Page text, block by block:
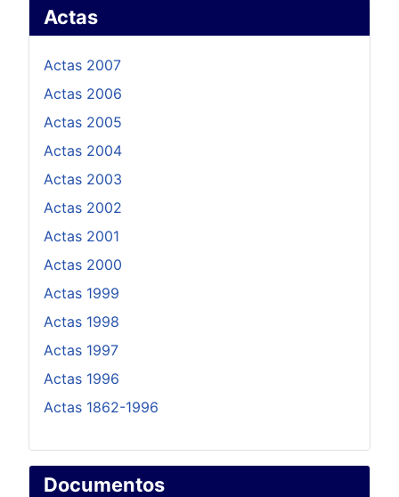
Actas
Actas 2007
Actas 2006
Actas 2005
Actas 2004
Actas 2003
Actas 2002
Actas 2001
Actas 2000
Actas 1999
Actas 1998
Actas 1997
Actas 1996
Actas 1862-1996
Documentos